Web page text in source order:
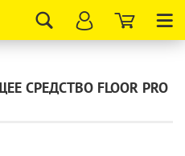
СРЕДСТВО FLOOR PRO